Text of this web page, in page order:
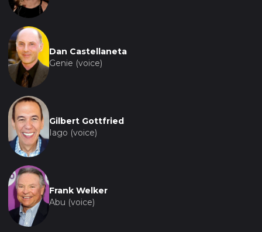
Dan Castellaneta
Genie (voice)
Gilbert Gottfried
Iago (voice)
Frank Welker
Abu (voice)